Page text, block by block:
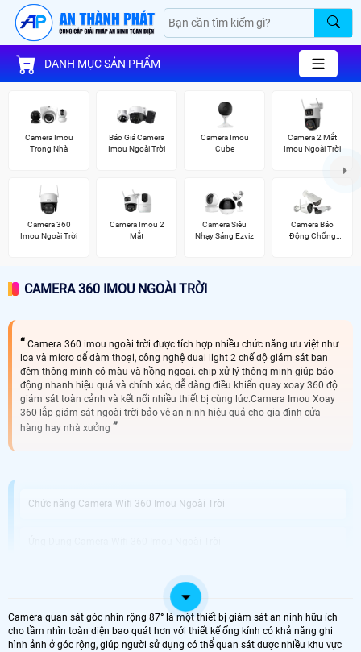
DANH MỤC SẢN PHẨM
Camera Imou
Trong Nhà
Báo Giá Camera
Imou Ngoài Trời
Camera Imou
Cube
Camera 2 Mắt
Imou Ngoài Trời
Camera 360
Imou Ngoài Trời
Camera Imou 2
Mắt
Camera Siêu
Nhạy Sáng Ezviz
Camera Báo
Động Chống
CAMERA 360 IMOU NGOÀI TRỜI
Camera 360 imou ngoài trời được tích hợp nhiều chức năng ưu việt như
loa và micro để đàm thoại, công nghệ dual light 2 chế độ giám sát ban
đêm thông minh có màu và hồng ngoại. chip xử lý thông minh giúp báo
động nhanh hiệu quả và chính xác, dễ dàng điều khiển quay xoay 360 độ
giám sát toàn cảnh và kết nối nhiều thiết bị cùng lúc.Camera Imou Xoay
360 lắp giám sát ngoài trời bảo vệ an ninh hiệu quả cho gia đình cửa
hàng hay nhà xưởng
Chức năng Camera Wifi 360 Imou Ngoài Trời
Thương Hiệu Camera 360 Imou Ngoài Trời Tốt
Công ty Camera An Thành Phát Lắp Camera 360 Imou Ngoài Trời uy
Tín
Camera quan sát góc nhìn rộng 87° là một thiết bị giám sát an ninh hữu ích
cho tầm nhìn toàn diện bao quát hơn với thiết kế ống kính có khả năng ghi
hình ảnh ở góc rộng, giúp người sử dụng có thể quan sát được nhiều khu vực